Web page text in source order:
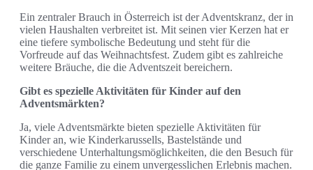
Ein zentraler Brauch in Österreich ist der Adventskranz, der in
vielen Haushalten verbreitet ist. Mit seinen vier Kerzen hat er
eine tiefere symbolische Bedeutung und steht für die
Vorfreude auf das Weihnachtsfest. Zudem gibt es zahlreiche
weitere Bräuche, die die Adventszeit bereichern.
Gibt es spezielle Aktivitäten für Kinder auf den
Adventsmärkten?
Ja, viele Adventsmärkte bieten spezielle Aktivitäten für
Kinder an, wie Kinderkarussells, Bastelstände und
verschiedene Unterhaltungsmöglichkeiten, die den Besuch für
die ganze Familie zu einem unvergesslichen Erlebnis machen.